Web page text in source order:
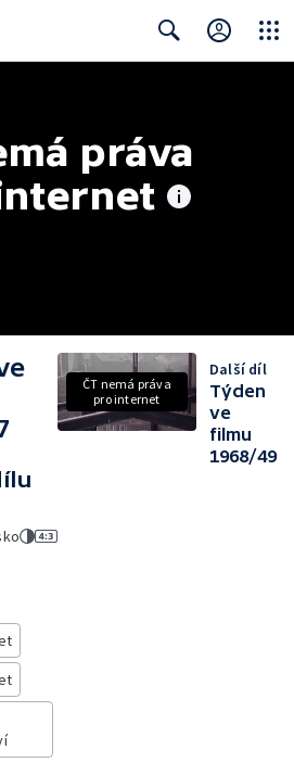
práva
ČT nemá práva
pro internet
Další díl
Týden
ve
filmu
1968/49